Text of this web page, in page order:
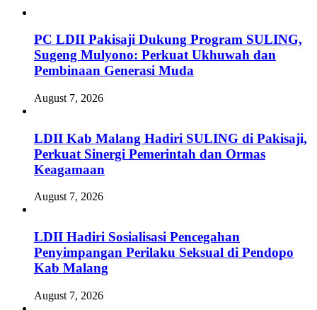
PC LDII Pakisaji Dukung Program SULING,
Sugeng Mulyono: Perkuat Ukhuwah dan
Pembinaan Generasi Muda
August 7, 2026
LDII Kab Malang Hadiri SULING di Pakisaji,
Perkuat Sinergi Pemerintah dan Ormas
Keagamaan
August 7, 2026
LDII Hadiri Sosialisasi Pencegahan
Penyimpangan Perilaku Seksual di Pendopo
Kab Malang
August 7, 2026